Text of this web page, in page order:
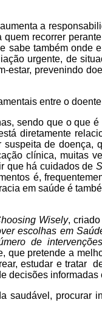
a
recorrer
sabe também onde
urgente, de
estar, prevenindo
entre o
sendo que o que
diretamente
de doença,
clínica, muitas
que há cuidados de
é,
em saúde é
Wisely,
escolhas em
de
que pretende a
estudar e tratar
decisões informadas
saudável, procurar